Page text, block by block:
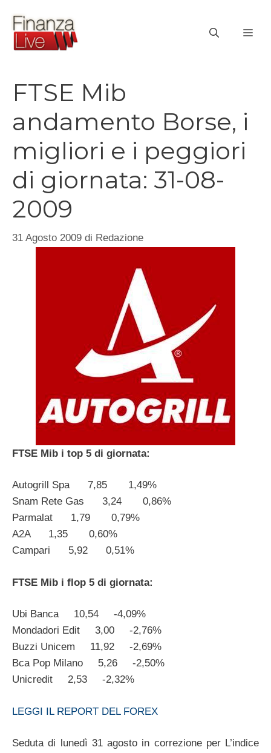
contenuto
FTSE Mib
andamento Borse, i
migliori e i peggiori
di giornata: 31-08-
2009
31 Agosto 2009 di Redazione
FTSE Mib i top 5 di giornata:
Autogrill Spa 7,85 1,49%
Snam Rete Gas 3,24 0,86%
Parmalat 1,79 0,79%
A2A 1,35 0,60%
Campari 5,92 0,51%
FTSE Mib i flop 5 di giornata:
Ubi Banca 10,54 -4,09%
Mondadori Edit 3,00 -2,76%
Buzzi Unicem 11,92 -2,69%
Bca Pop Milano 5,26 -2,50%
Unicredit 2,53 -2,32%
LEGGI IL REPORT DEL FOREX
Seduta di lunedì 31 agosto in correzione per L’indice